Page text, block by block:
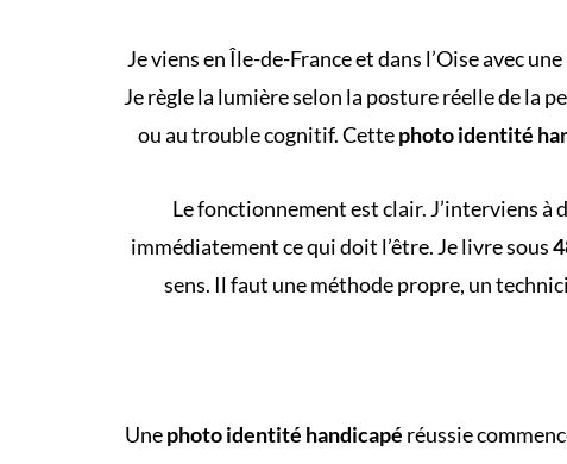
Je viens en Île-de-France et dans l’Oise avec
Je règle la lumière selon la posture réelle de la
ou au trouble cognitif. Cettephoto identité
Le fonctionnement est clair. J’interviens à
immédiatement ce qui doit l’être. Je livre sous
sens. Il faut une méthode propre, un
Unephoto identité handicapé réussie